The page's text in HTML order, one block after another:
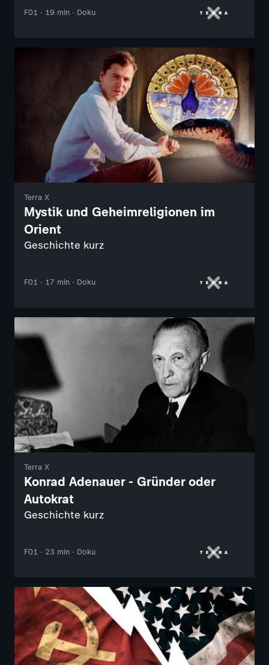
F01 · 19 min · Doku
Terra X
Mystik und Geheimreligionen im
Orient
Geschichte kurz
F01 · 17 min · Doku
Terra X
Konrad Adenauer - Gründer oder
Autokrat
Geschichte kurz
F01 · 23 min · Doku